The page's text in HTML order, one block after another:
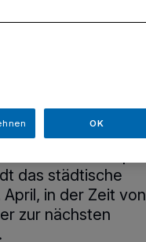
am 23. April
das städtische
in der Zeit von
zur nächsten
OK